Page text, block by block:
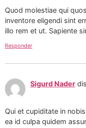
Quod molestiae qui
inventore eligendi sint
illo rem et ut. Sapiente
Responder
Sigurd Nader
Qui et cupiditate in
ea id culpa quidem